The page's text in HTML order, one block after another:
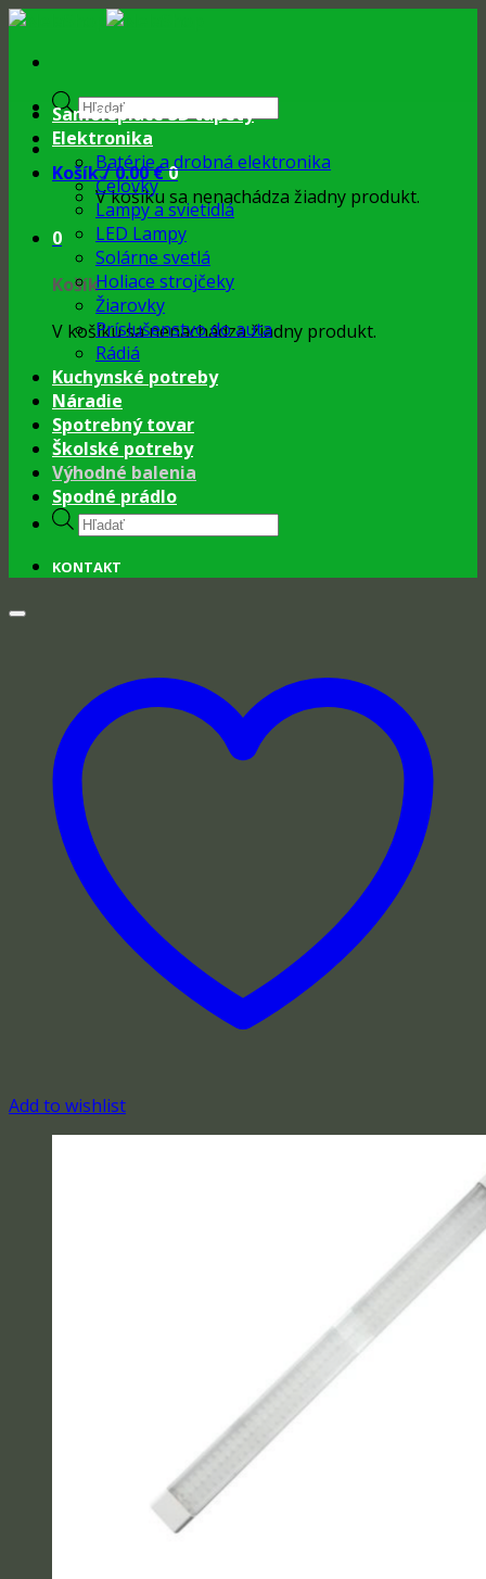
Skip
content
Products
search
Košík /0.00€0
V košíku sa nenachádza žiadny produkt.
0
Košík
V košíku sa nenachádza žiadny produkt.
Samolepiace 3D tapety
Elektronika
Batérie a drobná elektronika
Čelovky
Lampy a svietidlá
LED Lampy
Solárne svetlá
Holiace strojčeky
Žiarovky
Príslušenstvo do auta
Rádiá
Kuchynské potreby
Náradie
Spotrebný tovar
Školské potreby
Výhodné balenia
Spodné prádlo
Products
search
KONTAKT
Add to wishlist